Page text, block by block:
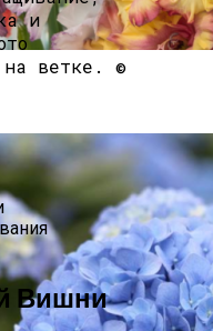
Гладиолусы?
на ветке. ©
Вишни